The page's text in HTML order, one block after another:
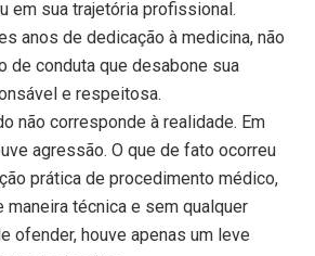
em sua trajetória profissional.
anos de dedicação à medicina, não
de conduta que desabone sua
e respeitosa.
não corresponde à realidade. Em
agressão. O que de fato ocorreu
prática de procedimento médico,
maneira técnica e sem qualquer
ofender, houve apenas um leve